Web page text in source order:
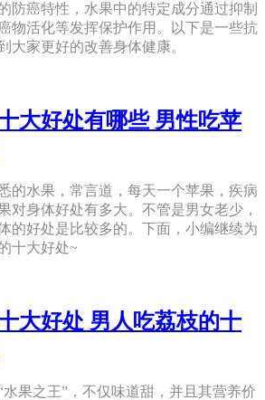
防癌特性，水果中的特定成分通过抑制
物活化等发挥保护作用。以下是一些抗
大家更好的改善身体健康。
大好处有哪些 男性吃苹
的水果，常言道，每天一个苹果，疾病
对身体好处有多大。不管是男女老少，
的好处是比较多的。下面，小编继续为
十大好处~
大好处 男人吃荔枝的十
果之王”，不仅味道甜，并且其营养价